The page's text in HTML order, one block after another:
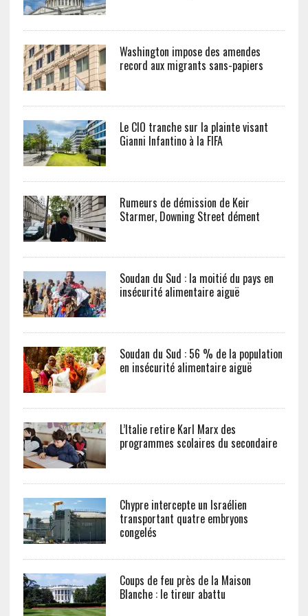
Washington impose des amendes
record aux migrants sans-papiers
Le CIO tranche sur la plainte visant
Gianni Infantino à la FIFA
Rumeurs de démission de Keir
Starmer, Downing Street dément
Soudan du Sud : la moitié du pays en
insécurité alimentaire aiguë
Soudan du Sud : 56 % de la population
en insécurité alimentaire aiguë
L’Italie retire Karl Marx des
programmes scolaires du secondaire
Chypre intercepte un Israélien
transportant quatre embryons
congelés
Coups de feu près de la Maison
Blanche : le tireur abattu